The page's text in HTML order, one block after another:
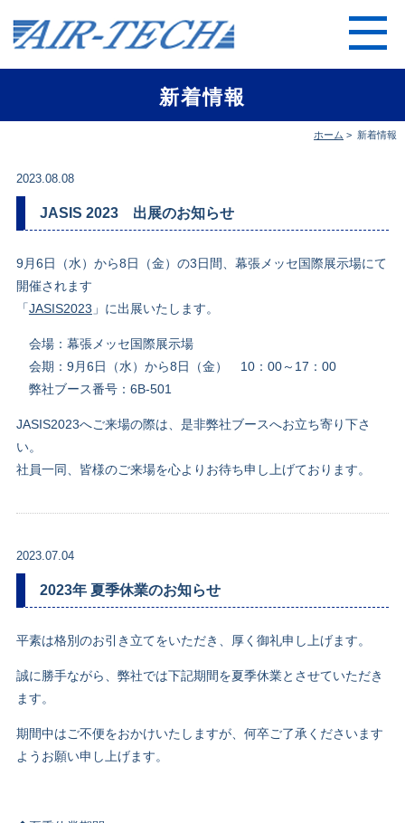
新着情報
ホーム > 新着情報
2023.08.08
JASIS 2023 出展のお知らせ
9月6日（水）から8日（金）の3日間、幕張メッセ国際展示場にて
開催されます
「JASIS2023 」に出展いたします。
会場：幕張メッセ国際展示場
会期：9月6日（水）から8日（金） 10：00～17：00
弊社ブース番号：6B-501
JASIS2023へご来場の際は、是非弊社ブースへお立ち寄り下さ
い。
社員一同、皆様のご来場を心よりお待ち申し上げております。
2023.07.04
2023年 夏季休業のお知らせ
平素は格別のお引き立てをいただき、厚く御礼申し上げます。
誠に勝手ながら、弊社では下記期間を夏季休業とさせていただき
ます。
期間中はご不便をおかけいたしますが、何卒ご了承くださいます
ようお願い申し上げます。